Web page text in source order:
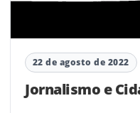
22 de agosto de 2022
Jornalismo e